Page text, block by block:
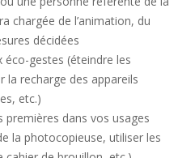
chargée de l’animation, du
décidées
éco-gestes (éteindre les
la recharge des appareils
etc.)
dans vos usages
la photocopieuse, utiliser les